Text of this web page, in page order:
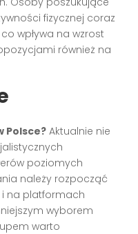
fizycznej coraz
wpływa na wzrost
również na
Polsce? Aktualnie nie
poziomych
należy rozpocząć
i na platformach
wyborem
warto